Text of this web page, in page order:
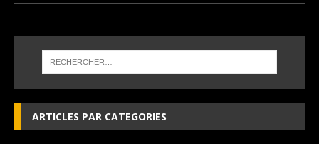
ARTICLES PAR CATEGORIES